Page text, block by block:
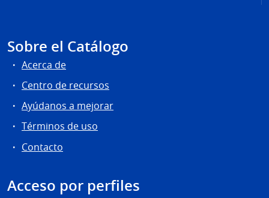
Sobre el Catálogo
Acerca de
Centro de recursos
Ayúdanos a mejorar
Términos de uso
Contacto
Acceso por perfiles